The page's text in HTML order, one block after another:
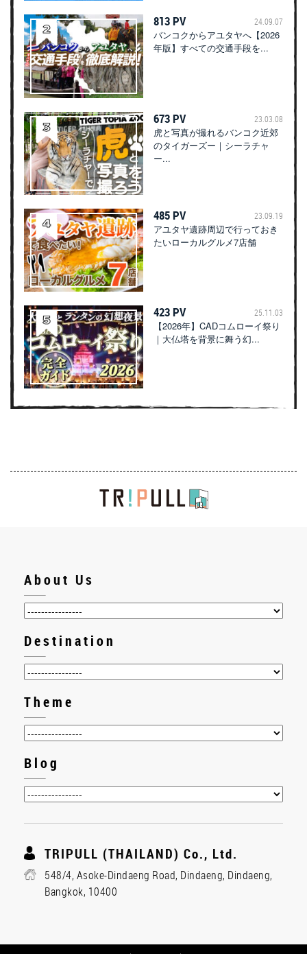
813 PV 24.09.07
バンコクからアユタヤへ【2026
年版】すべての交通手段を...
673 PV 23.03.08
虎と写真が撮れるバンコク近郊
のタイガーズー｜シーラチャ
ー...
485 PV 23.09.19
アユタヤ遺跡周辺で行っておき
たいローカルグルメ7店舗
423 PV 25.11.03
【2026年】CADコムローイ祭り
｜大仏塔を背景に舞う幻...
About Us
Destination
Theme
Blog
TRIPULL (THAILAND) Co., Ltd.
548/4, Asoke-Dindaeng Road, Dindaeng, Dindaeng,
Bangkok, 10400